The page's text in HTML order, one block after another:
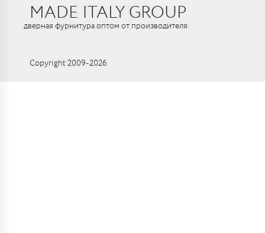
MADE ITALY GROUP
дверная фурнитура оптом от производителя
Copyright 2009-2026